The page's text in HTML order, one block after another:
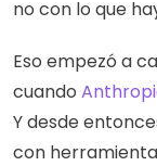
no con lo que
Eso empezó a
cuando
Y desde
con